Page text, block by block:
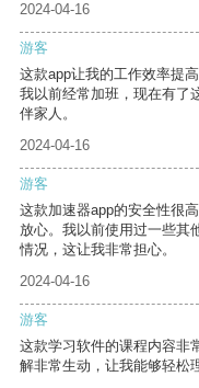
2024-04-16
游客
这款app让我的工作效率提
我以前经常加班，现在有了
伴家人。
2024-04-16
游客
这款加速器app的安全性很
放心。我以前使用过一些其
情况，这让我非常担心。
2024-04-16
游客
这款学习软件的课程内容非
解非常生动，让我能够轻松